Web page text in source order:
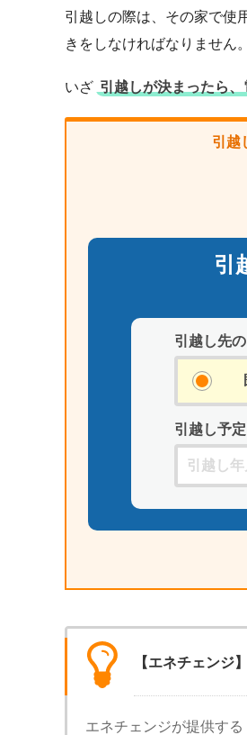
引越しの際は、その家で使
きをしなければなりません。
いざ 引越しが決まったら
引越
引
引越し先
引越し予
【エネチェンジ
エネチェンジが提供する